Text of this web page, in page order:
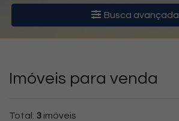
Busca avançada
Imóveis para venda
Total: 3 imóveis